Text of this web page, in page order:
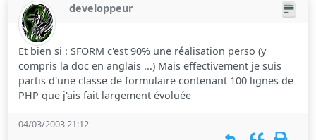
developpeur
Et bien si : SFORM c'est 90% une réalisation perso (y
compris la doc en anglais ...) Mais effectivement je suis
partis d'une classe de formulaire contenant 100 lignes de
PHP que j'ais fait largement évoluée
04/03/2003 21:12